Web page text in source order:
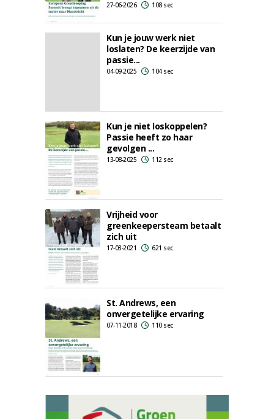
27-06-2026 108 sec
Kun je jouw werk niet
loslaten? De keerzijde van
passie...
04-09-2025 104 sec
Kun je niet loskoppelen?
Passie heeft zo haar
gevolgen ...
13-08-2025 112 sec
Vrijheid voor
greenkeepersteam betaalt
zich uit
17-03-2021 621 sec
St. Andrews, een
onvergetelijke ervaring
07-11-2018 110 sec